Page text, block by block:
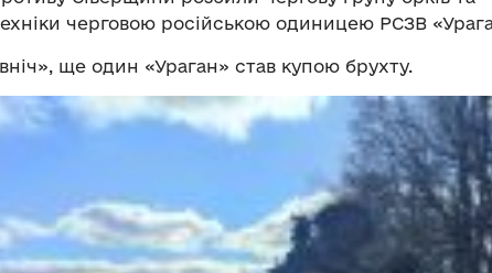
черговою російською одиницею РСЗВ
ще один «Ураган» став купою брухту.